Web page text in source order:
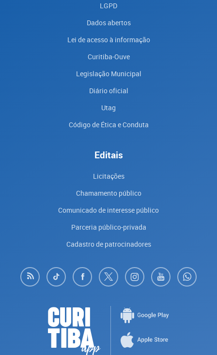
LGPD
Dados abertos
Lei de acesso à informação
Curitiba-Ouve
Legislação Municipal
Diário oficial
Utag
Código de Ética e Conduta
Editais
Licitações
Chamamento público
Comunicado de interesse público
Parceria público-privada
Cadastro de patrocinadores